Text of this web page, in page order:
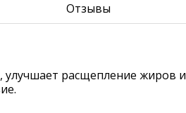
Отзывы
улучшает расщепление жиров и